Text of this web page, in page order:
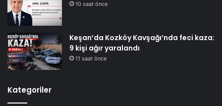
10 saat önce
Keşan’da Kozköy Kavşağı’nda feci kaza:
9 kişi ağır yaralandı
11 saat önce
Kategoriler